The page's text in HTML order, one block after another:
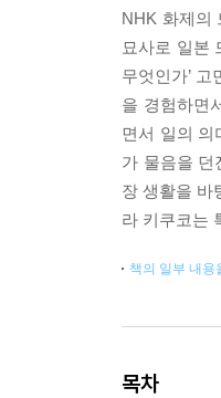
NHK 화제의
묘사로 일본
무엇인가’
을 경험하면
면서 일의
가 물음을 던
장 생활을 바
라 키쿠코는
책의 일부 내용
목차